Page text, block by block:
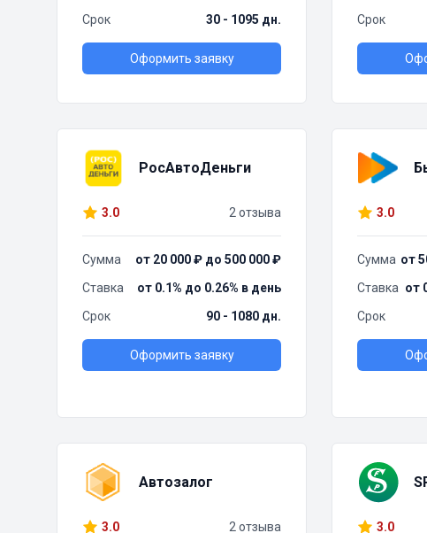
Срок
30 - 1095 дн.
Оформить заявку
Срок
РосАвтоДеньги
3.0 2 отзыва
Сумма
от 20 000 ₽ до 500 000 ₽
Ставка
от 0.1% до 0.26% в день
Срок
90 - 1080 дн.
Оформить заявку
3.0
Сумма от
Ставка от
Срок
Автозалог
3.0 2 отзыва 3.0